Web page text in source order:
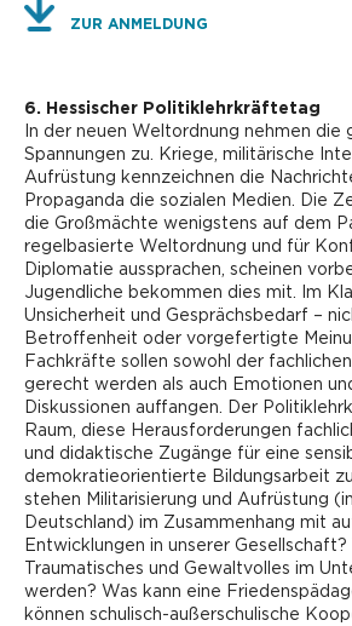
ZUR ANMELDUNG
6. Hessischer Politiklehrkräftetag
In der neuen Weltordnung nehmen die
Spannungen zu. Kriege, militärische
Aufrüstung kennzeichnen die
Propaganda die sozialen Medien. Die
die Großmächte wenigstens auf dem
regelbasierte Weltordnung und für
Diplomatie aussprachen, scheinen
Jugendliche bekommen dies mit. Im
Unsicherheit und Gesprächsbedarf –
Betroffenheit oder vorgefertigte
Fachkräfte sollen sowohl der
gerecht werden als auch Emotionen
Diskussionen auffangen. Der
Raum, diese Herausforderungen
und didaktische Zugänge für eine
demokratieorientierte Bildungsarbeit
stehen Militarisierung und Aufrüstung
Deutschland) im Zusammenhang mit
Entwicklungen in unserer Gesellschaft?
Traumatisches und Gewaltvolles im
werden? Was kann eine
können schulisch-außerschulische